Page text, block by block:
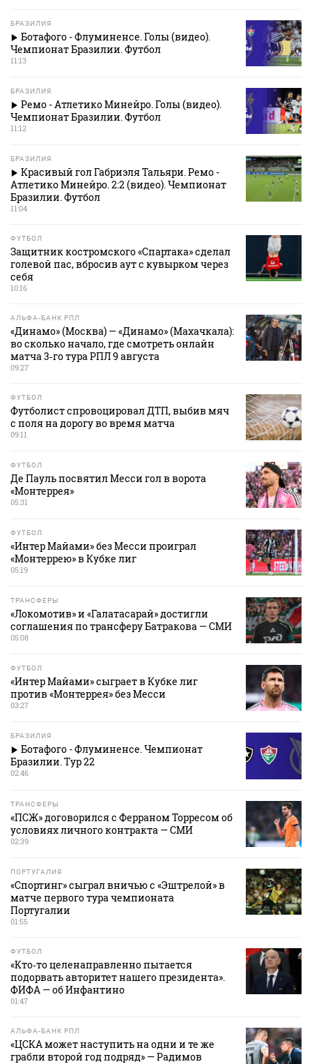
БРАЗИЛИЯ
Ботафого - Флуминенсе. Голы (видео).
Чемпионат Бразилии. Футбол
11:13
БРАЗИЛИЯ
Ремо - Атлетико Минейро. Голы (видео).
Чемпионат Бразилии. Футбол
11:12
БРАЗИЛИЯ
Красивый гол Габриэля Тальяри. Ремо -
Атлетико Минейро. 2:2 (видео). Чемпионат
Бразилии. Футбол
11:04
ФУТБОЛ
Защитник костромского «Спартака» сделал
голевой пас, вбросив аут с кувырком через
себя
10:16
АЛЬФА-БАНК РПЛ
«Динамо» (Москва) — «Динамо» (Махачкала):
во сколько начало, где смотреть онлайн
матча 3‑го тура РПЛ 9 августа
09:27
ФУТБОЛ
Футболист спровоцировал ДТП, выбив мяч
с поля на дорогу во время матча
09:11
ФУТБОЛ
Де Пауль посвятил Месси гол в ворота
«Монтеррея»
05:31
ФУТБОЛ
«Интер Майами» без Месси проиграл
«Монтеррею» в Кубке лиг
05:19
ТРАНСФЕРЫ
«Локомотив» и «Галатасарай» достигли
соглашения по трансферу Батракова — СМИ
05:08
ФУТБОЛ
«Интер Майами» сыграет в Кубке лиг
против «Монтеррея» без Месси
03:27
БРАЗИЛИЯ
Ботафого - Флуминенсе. Чемпионат
Бразилии. Тур 22
02:46
ТРАНСФЕРЫ
«ПСЖ» договорился с Ферраном Торресом об
условиях личного контракта — СМИ
02:39
ПОРТУГАЛИЯ
«Спортинг» сыграл вничью с «Эштрелой» в
матче первого тура чемпионата
Португалии
01:55
ФУТБОЛ
«Кто‑то целенаправленно пытается
подорвать авторитет нашего президента».
ФИФА — об Инфантино
01:47
АЛЬФА-БАНК РПЛ
«ЦСКА может наступить на одни и те же
грабли второй год подряд» — Радимов